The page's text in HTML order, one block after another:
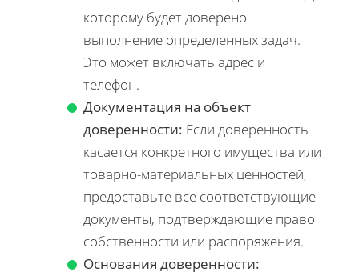
которому будет доверено
выполнение определенных задач.
Это может включать адрес и
телефон.
Документация на объект
доверенности: Если доверенность
касается конкретного имущества или
товарно-материальных ценностей,
предоставьте все соответствующие
документы, подтверждающие право
собственности или распоряжения.
Основания доверенности: